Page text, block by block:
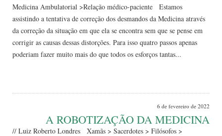
Medicina Ambulatorial >Relação médico-paciente Estamos
assistindo a tentativa de correção dos desmandos da Medicina através
da correção da situação em que ela se encontra sem que se pense em
corrigir as causas dessas distorções. Para isso quatro passos apenas
poderiam fazer muito mais do que todos os esforços tantas...
6 de fevereiro de 2022
A ROBOTIZAÇÃO DA MEDICINA
// Luiz Roberto Londres Xamãs > Sacerdotes > Filósofos >